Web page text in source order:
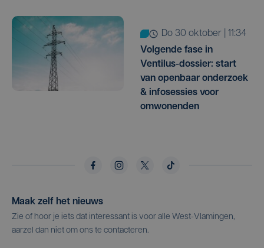
do 30 oktober | 11:34
Volgende fase in
Ventilus-dossier: start
van openbaar onderzoek
& infosessies voor
omwonenden
Maak zelf het nieuws
Zie of hoor je iets dat interessant is voor alle West-Vlamingen,
aarzel dan niet om ons te contacteren.